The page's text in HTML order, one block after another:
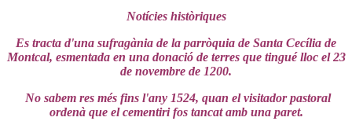
Notícies històriques
Es tracta d'una sufragània de la parròquia de Santa Cecília de
Montcal, esmentada en una donació de terres que tingué lloc el 23
de novembre de 1200.
No sabem res més fins l'any 1524, quan el visitador pastoral
ordenà que el cementiri fos tancat amb una paret.